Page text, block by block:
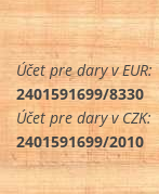
Účet pre dary v EUR:
2401591699/8330
Účet pre dary v CZK:
2401591699/2010